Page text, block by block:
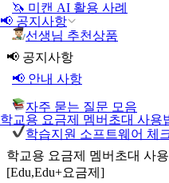
📢 공지사항
학교용 요금제 멤버초대 사용
🦄 미캔 AI 활용 사례
선생님 추천상품
📢 공지사항
📢 안내 사항
자주 묻는 질문 모음
학습지원 소프트웨어 체
학교용 요금제 멤버초대 사
[Edu,Edu+요금제]